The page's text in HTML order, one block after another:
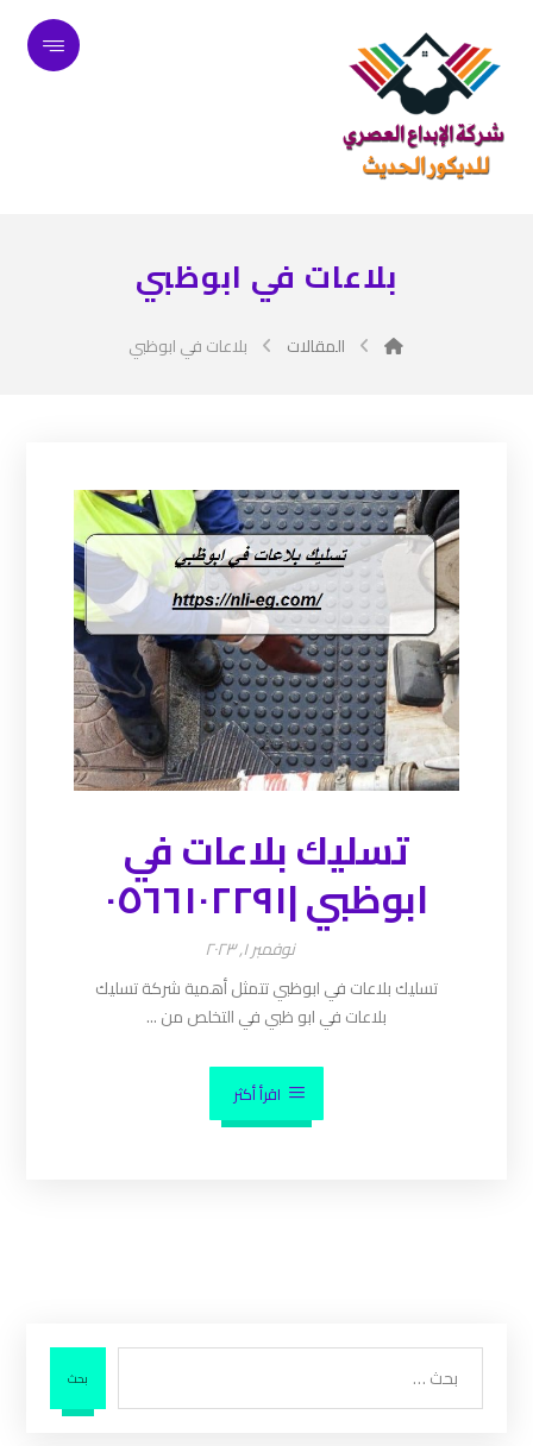
بلاعات في ابوظبي
المقالات بلاعات في ابوظبي
تسليك بلاعات في
ابوظبي |٠٥٦٦١٠٢٢٩١
نوفمبر ١, ٢٠٢٣
تسليك بلاعات في ابوظبي تتمثل أهمية شركة تسليك
بلاعات في ابو ظبي في التخلص من ...
اقرأ أكثر
بحث